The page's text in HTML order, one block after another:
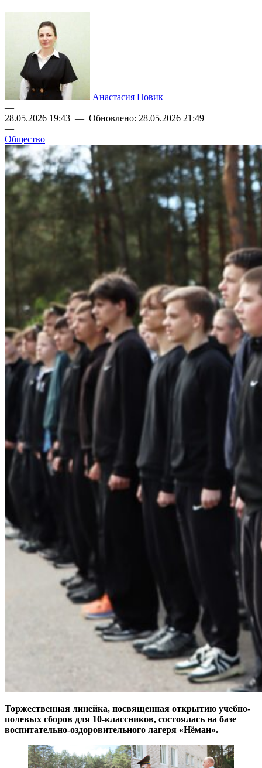
Анастасия Новик
—
28.05.2026 19:43 — Обновлено: 28.05.2026 21:49
—
Общество
Торжественная линейка, посвященная открытию учебно-
полевых сборов для 10-классников, состоялась на базе
воспитательно-оздоровительного лагеря «Нёман».